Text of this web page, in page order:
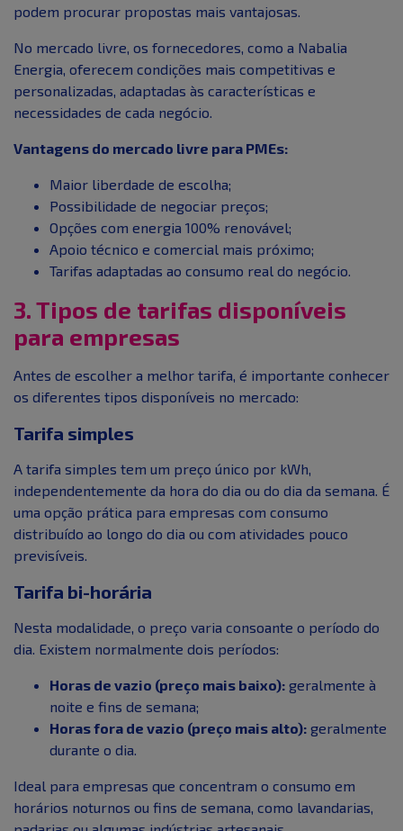
podem procurar propostas mais vantajosas.
No mercado livre, os fornecedores, como a Nabalia
Energia, oferecem condições mais competitivas e
personalizadas, adaptadas às características e
necessidades de cada negócio.
Vantagens do mercado livre para PMEs:
Maior liberdade de escolha;
Possibilidade de negociar preços;
Opções com energia 100% renovável;
Apoio técnico e comercial mais próximo;
Tarifas adaptadas ao consumo real do negócio.
3. Tipos de tarifas disponíveis
para empresas
Antes de escolher a melhor tarifa, é importante conhecer
os diferentes tipos disponíveis no mercado:
Tarifa simples
A tarifa simples tem um preço único por kWh,
independentemente da hora do dia ou do dia da semana. É
uma opção prática para empresas com consumo
distribuído ao longo do dia ou com atividades pouco
previsíveis.
Tarifa bi-horária
Nesta modalidade, o preço varia consoante o período do
dia. Existem normalmente dois períodos:
Horas de vazio (preço mais baixo): geralmente à
noite e fins de semana;
Horas fora de vazio (preço mais alto): geralmente
durante o dia.
Ideal para empresas que concentram o consumo em
horários noturnos ou fins de semana, como lavandarias,